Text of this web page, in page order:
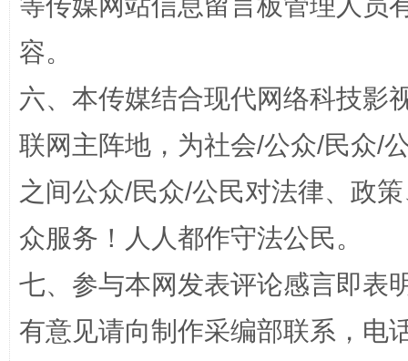
揭批美国五大"原罪" "炒
解纷+调解+退费，一次搞定
容。
六、本传媒结合现代网络科技影
联网主阵地，为社会/公众/民众/
之间公众/民众/公民对法律、政
众服务！人人都作守法公民。
七、参与本网发表评论感言即表
有意见请向制作采编部联系，电